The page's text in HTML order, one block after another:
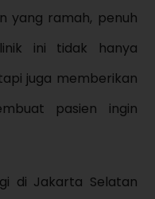
yang ramah, penuh
ini tidak hanya
juga memberikan
pasien ingin
di Jakarta Selatan